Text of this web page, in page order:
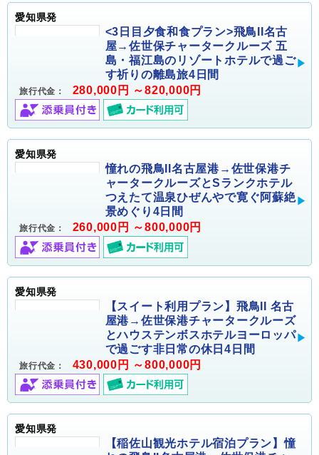
愛知県発
<3日目夕食和食プラン>飛鳥II名古
屋→佐世保チャータークルーズ 五
島・福江島のリゾートホテルで過ご
す祈りの離島旅4日間
旅行代金： 280,000円 ～820,000円
愛知県発
憧れの飛鳥II名古屋港→佐世保港チ
ャータークルーズとSランクホテル
つえたて温泉ひぜんやで寛ぐ阿蘇絶
景めぐり4日間
旅行代金： 260,000円 ～800,000円
愛知県発
【スイート利用プラン】飛鳥II 名古
屋港→佐世保港チャータークルーズ
とハウステンボスホテルヨーロッパ
で過ごす非日常の休日4日間
旅行代金： 430,000円 ～800,000円
愛知県発
【稲佐山観光ホテル宿泊プラン】憧